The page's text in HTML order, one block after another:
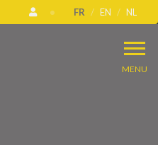
FR EN NL
MENU